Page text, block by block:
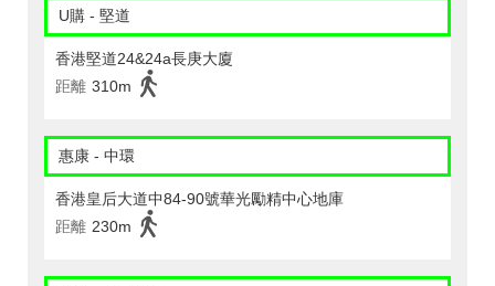
U購 - 堅道
香港堅道24&24a長庚大廈
距離 310m
惠康 - 中環
香港皇后大道中84-90號華光勵精中心地庫
距離 230m